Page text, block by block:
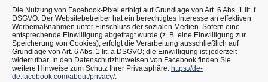
Die Nutzung von Facebook-Pixel erfolgt auf Grundlage von Art. 6 Abs. 1 lit. f
DSGVO. Der Websitebetreiber hat ein berechtigtes Interesse an effektiven
Werbemaßnahmen unter Einschluss der sozialen Medien. Sofern eine
entsprechende Einwilligung abgefragt wurde (z. B. eine Einwilligung zur
Speicherung von Cookies), erfolgt die Verarbeitung ausschließlich auf
Grundlage von Art. 6 Abs. 1 lit. a DSGVO; die Einwilligung ist jederzeit
widerrufbar. In den Datenschutzhinweisen von Facebook finden Sie
weitere Hinweise zum Schutz Ihrer Privatsphäre: https://de-
de.facebook.com/about/privacy/.